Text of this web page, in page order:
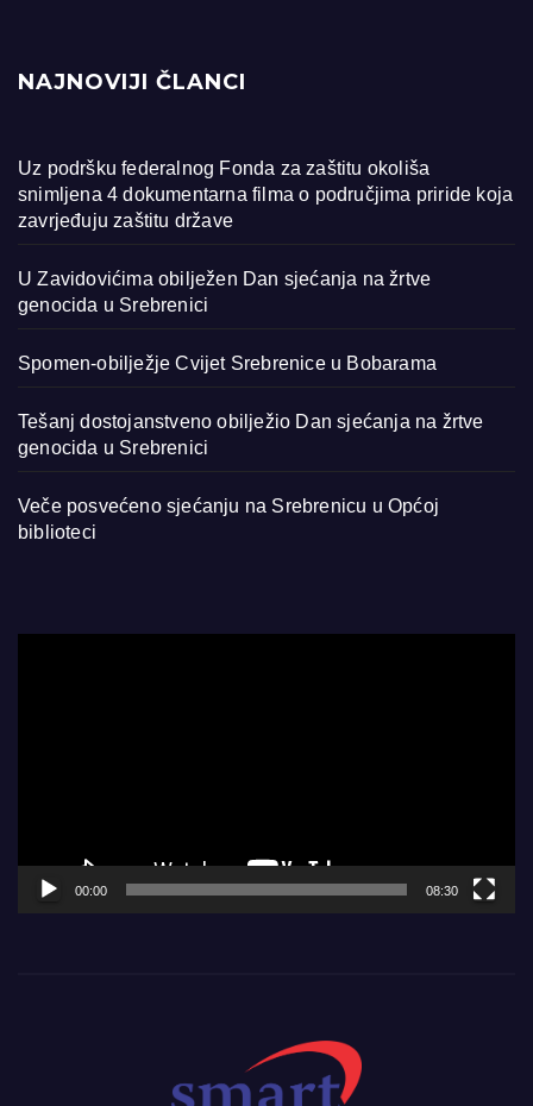
NAJNOVIJI ČLANCI
Uz podršku federalnog Fonda za zaštitu okoliša
snimljena 4 dokumentarna filma o područjima priride koja
zavrjeđuju zaštitu države
U Zavidovićima obilježen Dan sjećanja na žrtve
genocida u Srebrenici
Spomen-obilježje Cvijet Srebrenice u Bobarama
Tešanj dostojanstveno obilježio Dan sjećanja na žrtve
genocida u Srebrenici
Veče posvećeno sjećanju na Srebrenicu u Općoj
biblioteci
00:00 08:30